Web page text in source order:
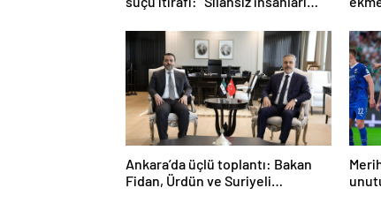
Ankara’da üçlü toplantı: Bakan
Fidan, Ürdün ve Suriyeli